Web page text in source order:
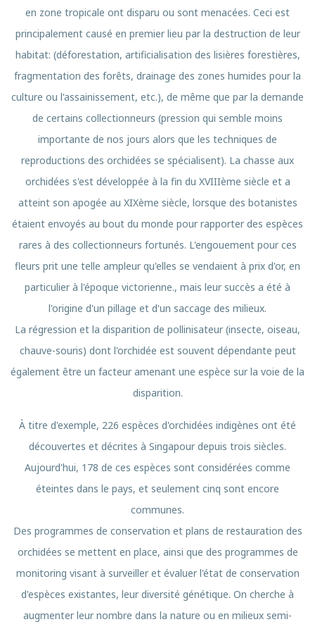
en zone tropicale ont disparu ou sont menacées. Ceci est
principalement causé en premier lieu par la destruction de leur
habitat: (déforestation, artificialisation des lisières forestières,
fragmentation des forêts, drainage des zones humides pour la
culture ou l'assainissement, etc.), de même que par la demande
de certains collectionneurs (pression qui semble moins
importante de nos jours alors que les techniques de
reproductions des orchidées se spécialisent). La chasse aux
orchidées s'est développée à la fin du XVIIIème siècle et a
atteint son apogée au XIXème siècle, lorsque des botanistes
étaient envoyés au bout du monde pour rapporter des espèces
rares à des collectionneurs fortunés. L'engouement pour ces
fleurs prit une telle ampleur qu'elles se vendaient à prix d'or, en
particulier à l'époque victorienne., mais leur succès a été à
l'origine d'un pillage et d'un saccage des milieux.
La régression et la disparition de pollinisateur (insecte, oiseau,
chauve-souris) dont l'orchidée est souvent dépendante peut
également être un facteur amenant une espèce sur la voie de la
disparition.
À titre d'exemple, 226 espèces d'orchidées indigènes ont été
découvertes et décrites à Singapour depuis trois siècles.
Aujourd'hui, 178 de ces espèces sont considérées comme
éteintes dans le pays, et seulement cinq sont encore
communes.
Des programmes de conservation et plans de restauration des
orchidées se mettent en place, ainsi que des programmes de
monitoring visant à surveiller et évaluer l'état de conservation
d'espèces existantes, leur diversité génétique. On cherche à
augmenter leur nombre dans la nature ou en milieux semi-